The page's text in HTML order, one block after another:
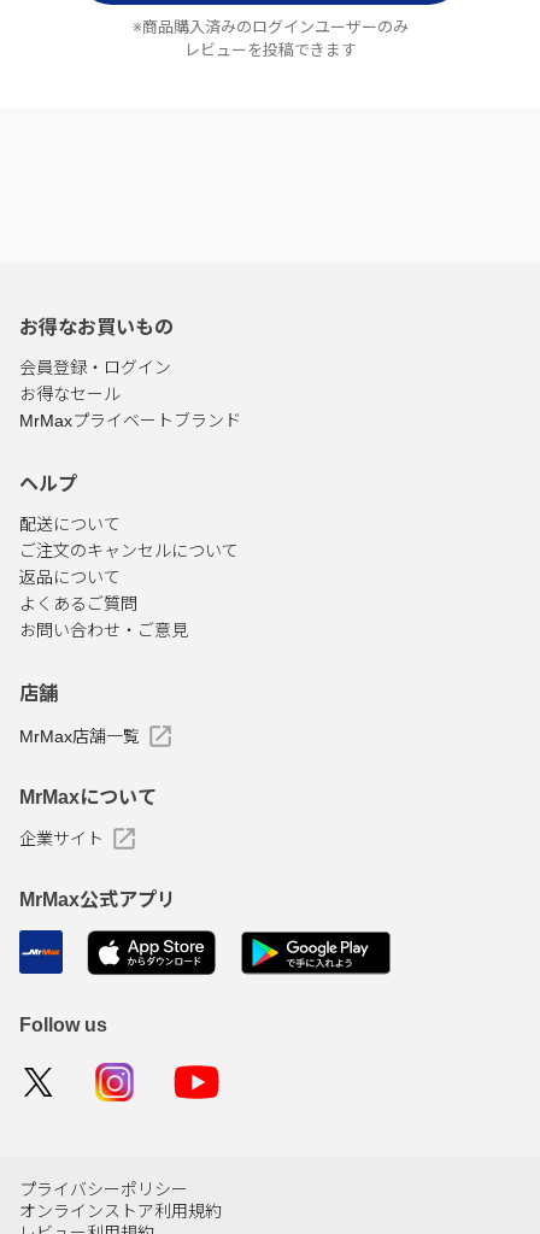
※商品購入済みのログインユーザーのみ
レビューを投稿できます
お得なお買いもの
会員登録・ログイン
お得なセール
MrMaxプライベートブランド
ヘルプ
配送について
ご注文のキャンセルについて
返品について
よくあるご質問
お問い合わせ・ご意見
店舗
MrMax店舗一覧
MrMaxについて
企業サイト
MrMax公式アプリ
Follow us
プライバシーポリシー
オンラインストア利用規約